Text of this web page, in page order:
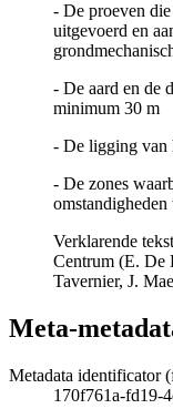
- De proeven
uitgevoerd en
- De aard en de
minimum 30 m
- De ligging van
- De zones
Verklarende
Centrum (E. De
Tavernier, J.
Meta-
Metadata identificator
170f761a-fd19-